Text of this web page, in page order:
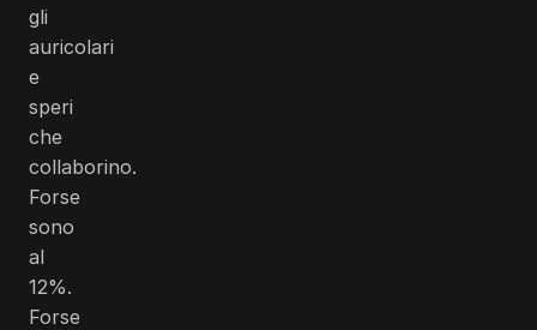
gli
auricolari
e
speri
che
collaborino.
Forse
sono
al
12%.
Forse